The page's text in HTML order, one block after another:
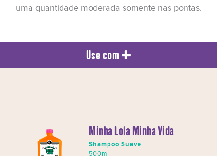
uma quantidade moderada somente nas pontas.
Use com
Minha Lola Minha Vida
Shampoo Suave
500ml